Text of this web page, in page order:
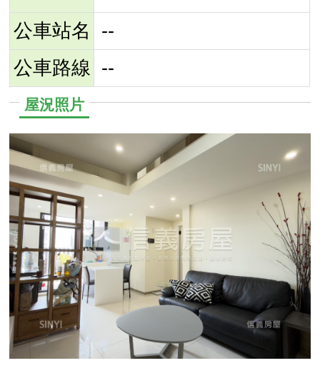
公車站名
--
公車路線 --
屋況照片